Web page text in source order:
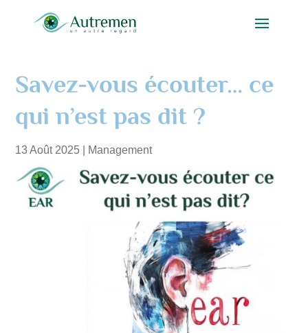
Savez-vous écouter… ce
qui n’est pas dit ?
13 Août 2025 Management